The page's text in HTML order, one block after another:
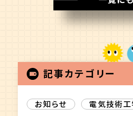
記事カテゴリー
お知らせ
電気技術